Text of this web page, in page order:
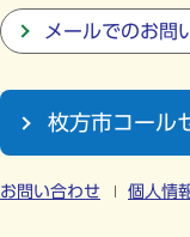
メールでのお問
枚方市コール
お問い合わせ 個人情